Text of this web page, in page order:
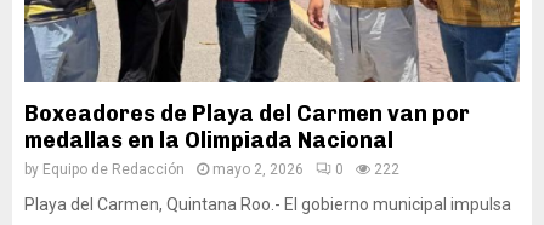
Boxeadores de Playa del Carmen van por
medallas en la Olimpiada Nacional
by Equipo de Redacción mayo 2, 2026 0 222
Playa del Carmen, Quintana Roo.- El gobierno municipal impulsa